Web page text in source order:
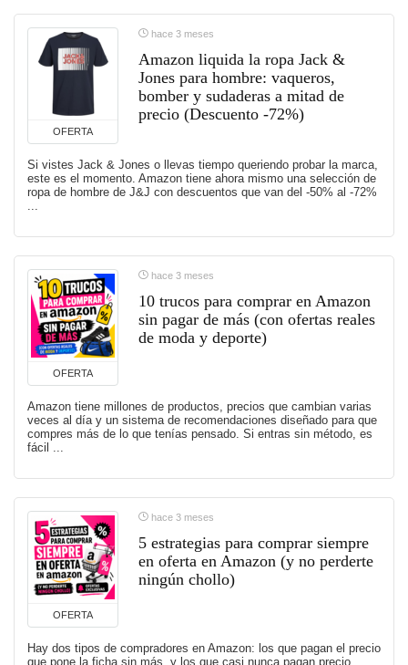
OFERTA
hace 3 meses
Amazon liquida la ropa Jack &
Jones para hombre: vaqueros,
bomber y sudaderas a mitad de
precio (Descuento -72%)
Si vistes Jack & Jones o llevas tiempo queriendo probar la marca,
este es el momento. Amazon tiene ahora mismo una selección de
ropa de hombre de J&J con descuentos que van del -50% al -72%
OFERTA
hace 3 meses
10 trucos para comprar en Amazon
sin pagar de más (con ofertas reales
de moda y deporte)
Amazon tiene millones de productos, precios que cambian varias
veces al día y un sistema de recomendaciones diseñado para que
compres más de lo que tenías pensado. Si entras sin método, es
fácil ...
OFERTA
hace 3 meses
5 estrategias para comprar siempre
en oferta en Amazon (y no perderte
ningún chollo)
Hay dos tipos de compradores en Amazon: los que pagan el precio
que pone la ficha sin más, y los que casi nunca pagan precio